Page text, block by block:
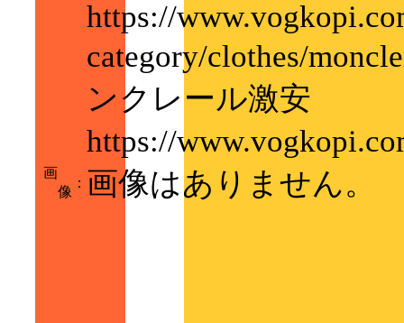
https://
category/clothes/
ンクレール激安
https://
画
像
： 画像はありません。